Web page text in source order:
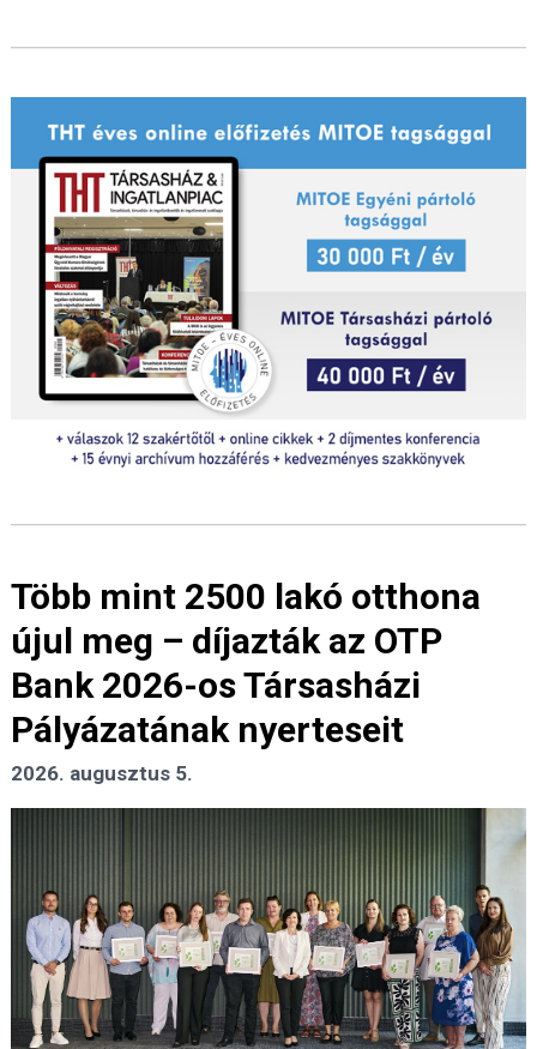
Több mint 2500 lakó otthona
újul meg – díjazták az OTP
Bank 2026-os Társasházi
Pályázatának nyerteseit
2026. augusztus 5.